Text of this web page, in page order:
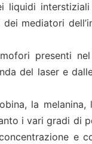
liquidi
mediatori
presenti
del laser e
la
i vari gradi di
e